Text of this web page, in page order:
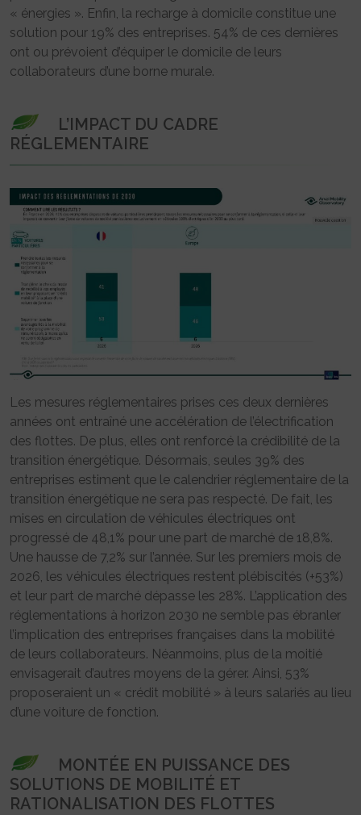
« énergies ». Enfin, la recharge à domicile constitue une
solution pour 19% des entreprises. 54% de ces dernières
ont ou prévoient d’équiper le domicile de leurs
collaborateurs d’une borne murale.
L’IMPACT DU CADRE
RÉGLEMENTAIRE
Les mesures réglementaires prises ces deux dernières
années ont entraîné une accélération de l’électrification
des flottes. De plus, elles ont renforcé la crédibilité de la
transition énergétique. Désormais, seules 39% des
entreprises estiment que le calendrier réglementaire de la
transition énergétique ne sera pas respecté. De fait, les
mises en circulation de véhicules électriques ont
progressé de 48,1% pour une part de marché de 18,8%.
Une hausse de 7,2% sur l’année. Sur les premiers mois de
2026, les véhicules électriques restent plébiscités (+53%)
et leur part de marché dépasse les 28%. L’application des
réglementations à horizon 2030 ne semble pas ébranler
l’implication des entreprises françaises dans la mobilité
de leurs collaborateurs. Néanmoins, plus de la moitié
envisagerait d’autres moyens de la gérer. Ainsi, 53%
proposeraient un « crédit mobilité » à leurs salariés au lieu
d’une voiture de fonction.
MONTÉE EN PUISSANCE DES
SOLUTIONS DE MOBILITÉ ET
RATIONALISATION DES FLOTTES